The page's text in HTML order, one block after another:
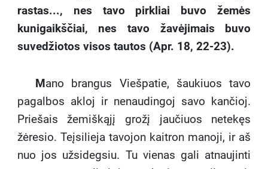
rastas..., nes tavo pirkliai buvo žemės
kunigaikščiai, nes tavo žavėjimais buvo
suvedžiotos visos tautos (Apr. 18, 22-23).
Mano brangus Viešpatie, šaukiuos tavo
pagalbos akloj ir nenaudingoj savo kančioj.
Priešais žemiškąjį grožį jaučiuos netekęs
žėresio. Teįsilieja tavojon kaitron manoji, ir aš
nuo jos užsidegsiu. Tu vienas gali atnaujinti